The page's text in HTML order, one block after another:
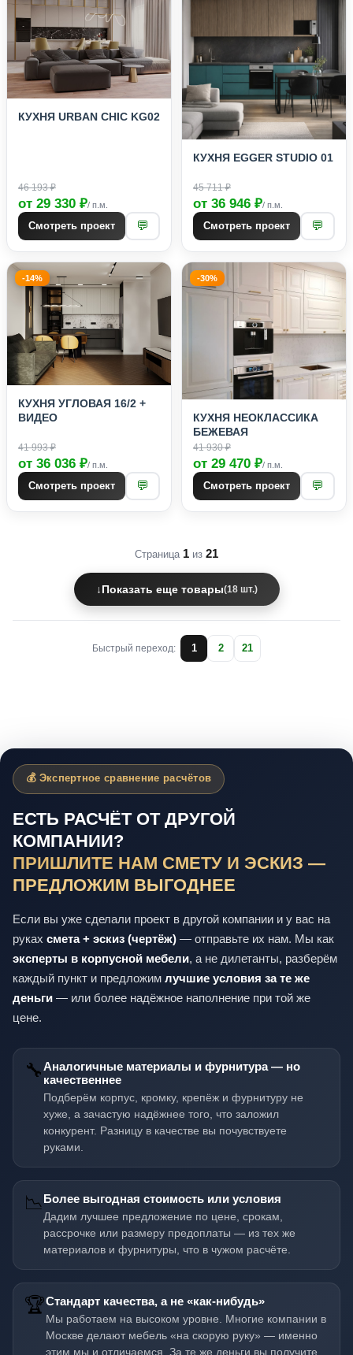
КУХНЯ URBAN CHIC KG02
46 193 ₽
от 29 330 ₽/ п.м.
Смотреть проект 💬
КУХНЯ EGGER STUDIO 01
45 711 ₽
от 36 946 ₽/ п.м.
Смотреть проект 💬
-14%
КУХНЯ УГЛОВАЯ 16/2 +
ВИДЕО
41 993 ₽
от 36 036 ₽/ п.м.
Смотреть проект 💬
-30%
КУХНЯ НЕОКЛАССИКА
БЕЖЕВАЯ
41 930 ₽
от 29 470 ₽/ п.м.
Смотреть проект 💬
Страница 1 из 21
↓Показать еще товары(18 шт.)
Быстрый переход: 1 2 21
💰 Экспертное сравнение расчётов
ЕСТЬ РАСЧЁТ ОТ ДРУГОЙ
КОМПАНИИ?
ПРИШЛИТЕ НАМ СМЕТУ И ЭСКИЗ —
ПРЕДЛОЖИМ ВЫГОДНЕЕ
Если вы уже сделали проект в другой компании и у вас на
руках смета + эскиз (чертёж) — отправьте их нам. Мы как
эксперты в корпусной мебели, а не дилетанты, разберём
каждый пункт и предложим лучшие условия за те же
деньги — или более надёжное наполнение при той же
цене.
🔧Аналогичные материалы и фурнитура — но
качественнее
Подберём корпус, кромку, крепёж и фурнитуру не
хуже, а зачастую надёжнее того, что заложил
конкурент. Разницу в качестве вы почувствуете
руками.
📉Более выгодная стоимость или условия
Дадим лучшее предложение по цене, срокам,
рассрочке или размеру предоплаты — из тех же
материалов и фурнитуры, что в чужом расчёте.
🏆Стандарт качества, а не «как-нибудь»
Мы работаем на высоком уровне. Многие компании в
Москве делают мебель «на скорую руку» — именно
этим мы и отличаемся. За те же деньги вы получите